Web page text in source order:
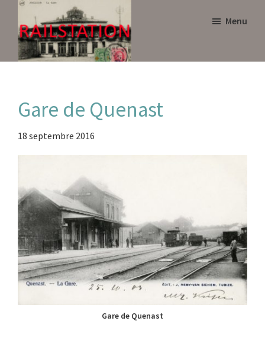
main
content
primary
sidebar
Menu
Gare de Quenast
18 septembre 2016
Gare de Quenast